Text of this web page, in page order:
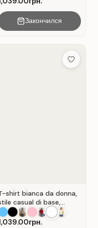
Закончился
Add to
shirt bianca da donna,
casual di base,
Cot Bianco .